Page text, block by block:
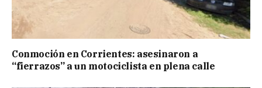
Conmoción en Corrientes: asesinaron a
“fierrazos” a un motociclista en plena calle